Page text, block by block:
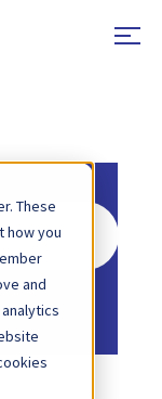
These
how you
and